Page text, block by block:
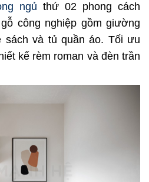
ngủ thứ 02 phong cách
công nghiệp gồm giường
sách và tủ quần áo. Tối ưu
kế rèm roman và đèn trần